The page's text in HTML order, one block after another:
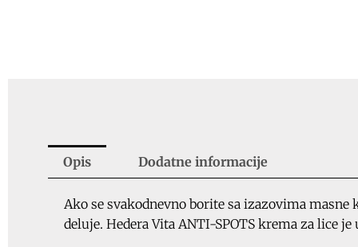
Opis Dodatne informacije
Ako se svakodnevno borite sa izazovima
deluje. Hedera Vita ANTI-SPOTS krema za lice